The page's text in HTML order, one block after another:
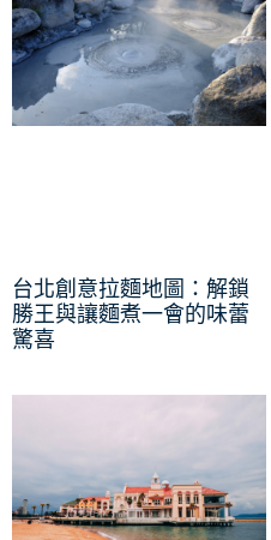
台北創意拉麵地圖：解鎖
勝王與讓麵煮一會的味蕾
驚喜